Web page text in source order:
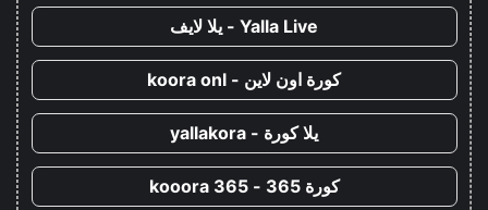
Yalla Live - يلا لايف
كورة اون لاين - koora onl
يلا كورة - yallakora
كورة 365 - kooora 365